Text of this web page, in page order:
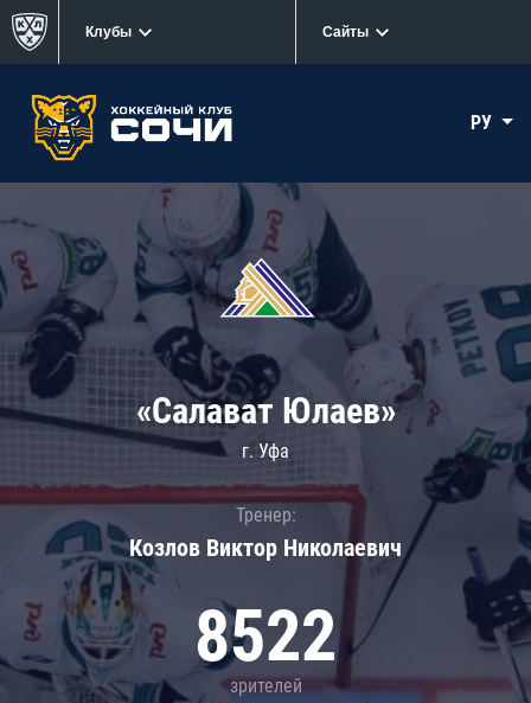
Клубы Сайты
РУ
«Салават Юлаев»
г. Уфа
Тренер:
Козлов Виктор Николаевич
8522
зрителей